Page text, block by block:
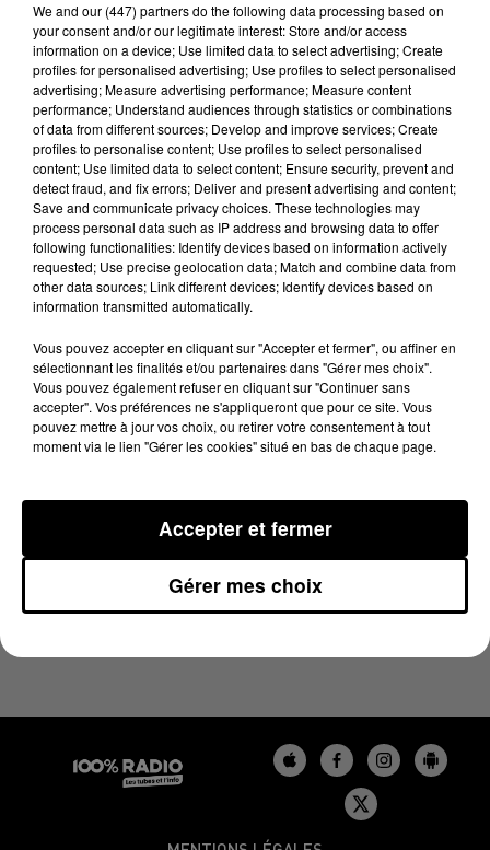
Lecture (2 min 16 sec)
100%
28 juillet 2023 - 2 min 16 sec
LES INFOS DU GERS DU 28/07/2023 À 11H00
We and our (447) partnersdo the following data processing based on
your consent and/or our legitimate interest: Store and/or access
information on a device; Use limited data to select advertising; Create
profiles for personalised advertising; Use profiles to select personalised
advertising; Measure advertising performance; Measure content
performance; Understand audiences through statistics or combinations
of data from different sources; Develop and improve services; Create
profiles to personalise content; Use profiles to select personalised
content; Use limited data to select content; Ensure security, prevent and
detect fraud, and fix errors; Deliver and present advertising and content;
Save and communicate privacy choices. These technologies may
process personal data such as IP address and browsing data to offer
following functionalities: Identify devices based on information actively
requested; Use precise geolocation data; Match and combine data from
other data sources; Link different devices; Identify devices based on
information transmitted automatically.
Vous pouvez accepter en cliquant sur "Accepter et fermer", ou affiner en
sélectionnant les finalités et/ou partenaires dans "Gérer mes choix".
Vous pouvez également refuser en cliquant sur "Continuer sans
accepter". Vos préférences ne s'appliqueront que pour ce site. Vous
pouvez mettre à jour vos choix, ou retirer votre consentement à tout
moment via le lien "Gérer les cookies" situé en bas de chaque page.
Gérer mes choix
Accepter et fermer